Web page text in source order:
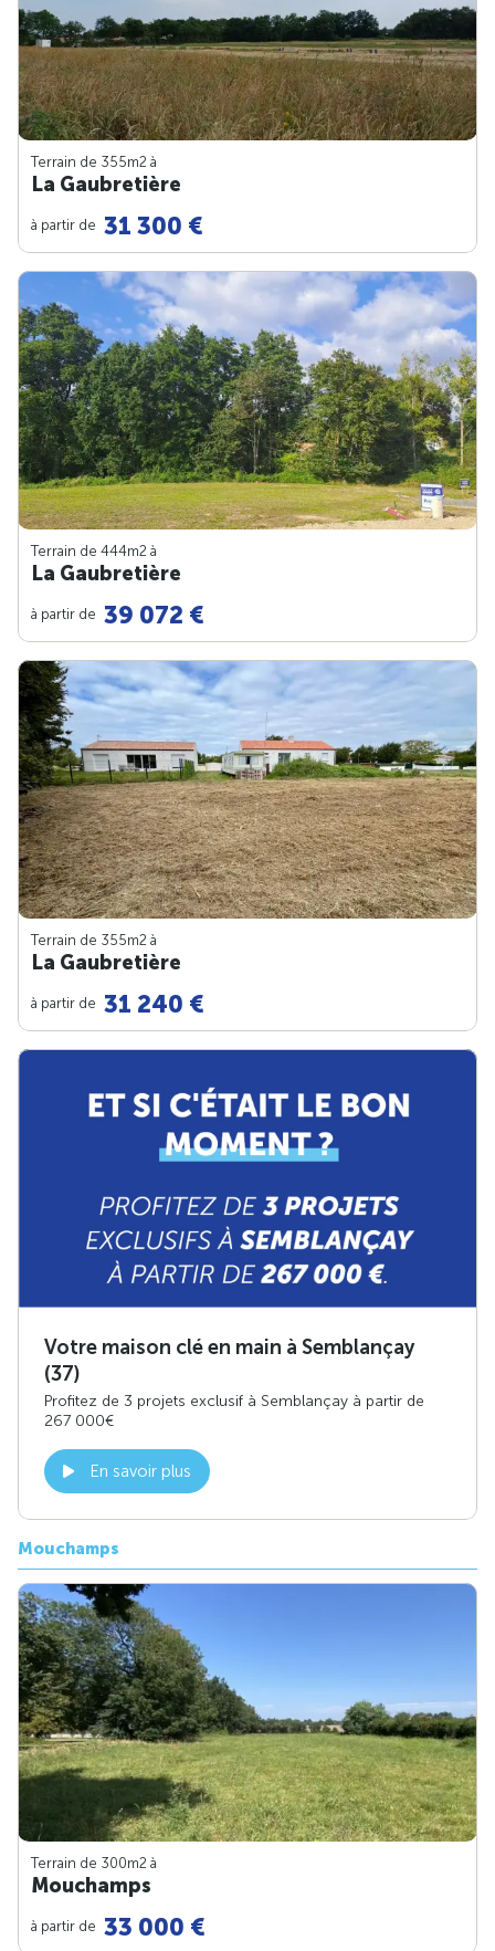
Terrain de 355m2 à
La Gaubretière
à partir de 31 300 €
Terrain de 444m2 à
La Gaubretière
à partir de 39 072 €
Terrain de 355m2 à
La Gaubretière
à partir de 31 240 €
Votre maison clé en main à Semblançay
(37)
Profitez de 3 projets exclusif à Semblançay à partir de
267 000€
En savoir plus
Mouchamps
Terrain de 300m2 à
Mouchamps
à partir de 33 000 €